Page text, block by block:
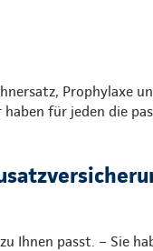
Prophylaxe
für jeden die
Ihnen passt. – Sie